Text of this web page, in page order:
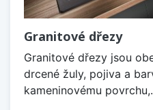
Granitové dřezy
Granitové dřezy jsou
drcené žuly, pojiva a
kameninovému